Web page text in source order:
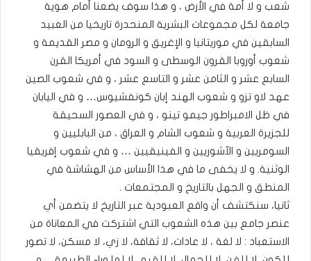
شعب و لا أمة في الأرض ، و هذا سوف يضعنا أمام هوية
جامعة لكل مجموعات البشرية المنحدرة تاريخيا من العبيد
السابقين في موريتانيا و الإغريق و الرومان و مصر القديمة و
شعوب أوروبا القرون الوسطى و السود في أمريكا القرن
السابع عشر و الثامن عشر و التاسع عشر ، و في شعوب الصين
عهد لاو تزو و شعوب الهند إبان كونفشيوس… و في اليابان
في ظل الامبراطور جيمو تينو ، و في العصور السحيقة
للجزيرة العربية و شعوب الشام و العراق ، من البابليين و
السومريين و الآشوريين و الفينيقيين … و في شعوب إفريقيا
الوثنية. و لا يخفى ما في هذا الأساس من الهشاشة في
المنطق و الجهل بالتاريخ و المجتمعات .
ثانيا، سنكتشف أن واقع العبودية عبر التاريخ لا يتضمن أي
عنصر جامع بين هذه الشعوب التي اشتركت في المعاناة من
الاستعباد : لا لغة ، لا عادات، لا ثقافة، لا زي، لا مسكن، لا تصور